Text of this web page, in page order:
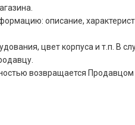
описание,
цвет корпуса и т.п. В
возвращается